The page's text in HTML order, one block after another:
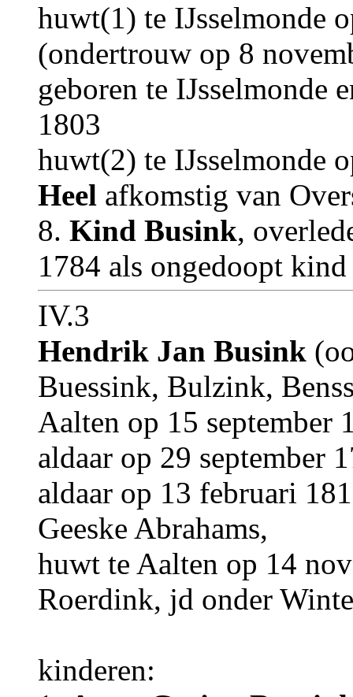
huwt(1) te IJsselmonde
(ondertrouw op 8
geboren te IJsselmonde
1803
huwt(2) te IJsselmonde
Heel afkomstig van
8. Kind Busink,
1784 als ongedoopt kind
IV.3
Hendrik Jan Busink
Buessink, Bulzink,
Aalten op 15 september
aldaar op 29 september
aldaar op 13 februari
Geeske Abrahams,
huwt te Aalten op 14
Roerdink, jd onder
kinderen: